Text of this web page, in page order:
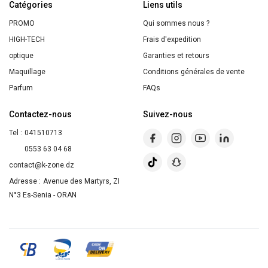
Catégories
PROMO
HIGH-TECH
optique
Maquillage
Parfum
Liens utils
Qui sommes nous ?
Frais d'expedition
Garanties et retours
Conditions générales de vente
FAQs
Contactez-nous
Tel : 041510713
0553 63 04 68
contact@k-zone.dz
Adresse : Avenue des Martyrs, ZI
N°3 Es-Senia - ORAN
Suivez-nous